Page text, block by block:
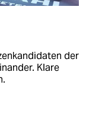
der
Klare